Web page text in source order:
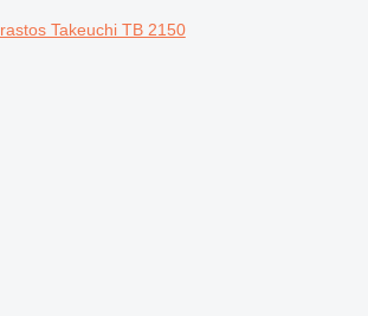
Takeuchi TB 2150